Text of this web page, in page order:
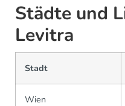
Städte und
Levitra
Stadt
Wien